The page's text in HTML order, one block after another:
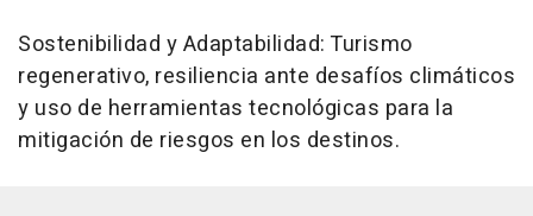
Sostenibilidad y Adaptabilidad: Turismo
regenerativo, resiliencia ante desafíos climáticos
y uso de herramientas tecnológicas para la
mitigación de riesgos en los destinos.